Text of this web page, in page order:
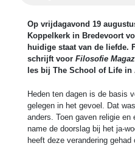
Op vrijdagavond 19
Koppelkerk in Bredevoort
huidige staat van de liefde.
schrijft voor Filosofie
les bij The School of Life in
Heden ten dagen is de basis
gelegen in het gevoel. Dat
anders. Toen gaven religie
name de doorslag bij het ja-
heeft deze verandering